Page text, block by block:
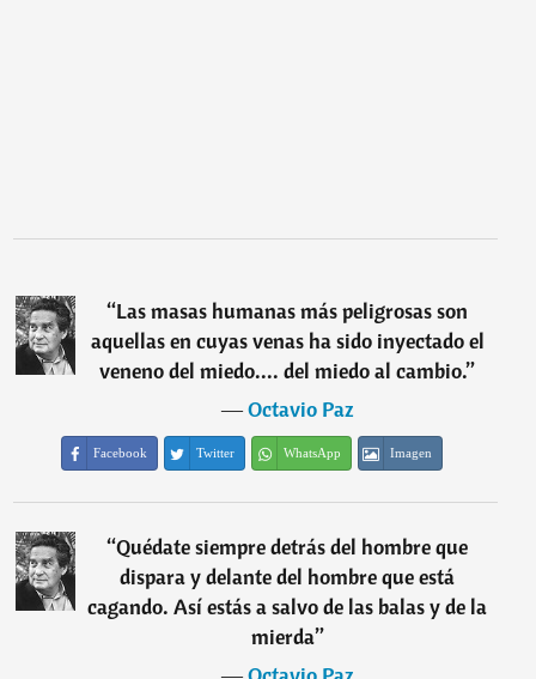
“Las masas humanas más peligrosas son
aquellas en cuyas venas ha sido inyectado el
veneno del miedo.... del miedo al cambio.”
―Octavio Paz
Facebook Twitter WhatsApp Imagen
“Quédate siempre detrás del hombre que
dispara y delante del hombre que está
cagando. Así estás a salvo de las balas y de la
mierda”